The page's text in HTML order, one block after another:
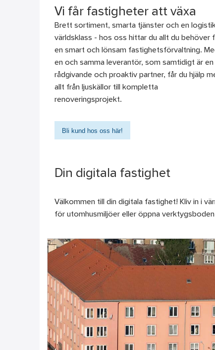
Vi får fastigheter att växa
Brett sortiment, smarta tjänster och en
världsklass - hos oss hittar du allt du behöver
en smart och lönsam fastighetsförvaltning.
en och samma leverantör, som samtidigt är en
rådgivande och proaktiv partner, får du hjälp
allt från ljuskällor till kompletta
renoveringsprojekt.
Bli kund hos oss här!
Din digitala fastighet
Välkommen till din digitala fastighet! Kliv in i
för utomhusmiljöer eller öppna